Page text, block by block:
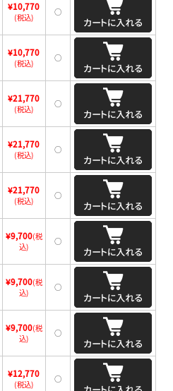
¥10,770
(税込)
○
¥10,770
(税込)
○
¥21,770
(税込)
○
¥21,770
(税込)
○
¥21,770
(税込)
○
¥9,700(税
込)
○
¥9,700(税
込)
○
¥9,700(税
込)
○
¥12,770
(税込)
○